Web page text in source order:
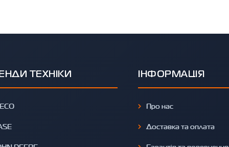
ТЕХНІКИ ІНФОРМАЦІЯ
Про нас
Доставка та оплата